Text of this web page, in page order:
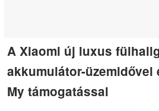
A Xiaomi új luxus
akkumulátor-üzemidővel
My támogatással